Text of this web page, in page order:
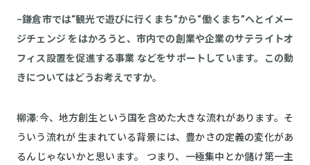
−鎌倉市では“観光で遊びに行くまち”から“働くまち”へとイメー
ジチェンジ をはかろうと、市内での創業や企業のサテライトオ
フィス設置を促進する事業 などをサポートしています。この動
きについてはどうお考えですか。
柳澤:今、地方創生という国を含めた大きな流れがあります。そ
ういう流れが 生まれている背景には、豊かさの定義の変化があ
るんじゃないかと思います。 つまり、一極集中とか儲け第一主